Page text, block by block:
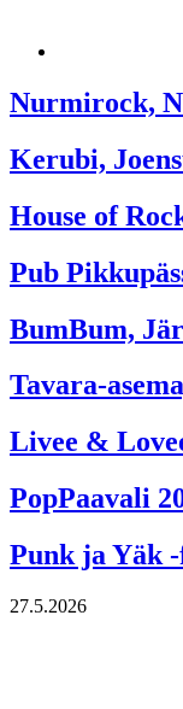
Nurmirock,
Kerubi,
House of
Pub
BumBum,
Tavara-
Livee &
PopPaavali
Punk ja Yäk
27.5.2026